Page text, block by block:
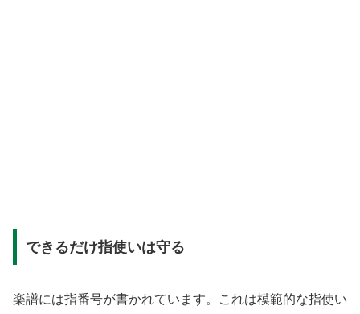
できるだけ指使いは守る
楽譜には指番号が書かれています。これは模範的な指使い